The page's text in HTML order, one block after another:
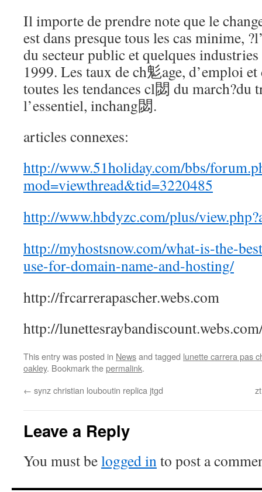
Il importe de prendre note que le
est dans presque tous les cas minime,
du secteur public et quelques
1999. Les taux de ch鬽age, d’emploi
toutes les tendances cl閟 du march?du
l’essentiel, inchang閟.
articles connexes:
http://www.51holiday.com/bbs/
mod=viewthread&tid=3220485
http://www.hbdyzc.com/plus/
http://myhostsnow.com/what-is-the-
use-for-domain-name-and-hosting/
http://frcarrerapascher.webs.com
http://
This entry was posted in Newsand tagged lunette carrera pas
oakley. Bookmark thepermalink.
← synz christian louboutin replica jtgd
Leave a Reply
You must belogged into post a